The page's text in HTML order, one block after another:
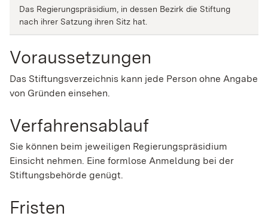
Das Regierungspräsidium, in dessen Bezirk die Stiftung
nach ihrer Satzung ihren Sitz hat.
Voraussetzungen
Das Stiftungsverzeichnis kann jede Person ohne Angabe
von Gründen einsehen.
Verfahrensablauf
Sie können beim jeweiligen Regierungspräsidium
Einsicht nehmen. Eine formlose Anmeldung bei der
Stiftungsbehörde genügt.
Fristen